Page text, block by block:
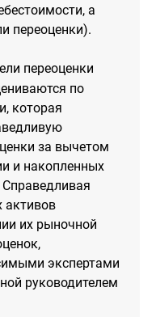
а
переоценки).
переоценки
по
которая
за вычетом
и накопленных
активов
их рыночной
экспертами
руководителем